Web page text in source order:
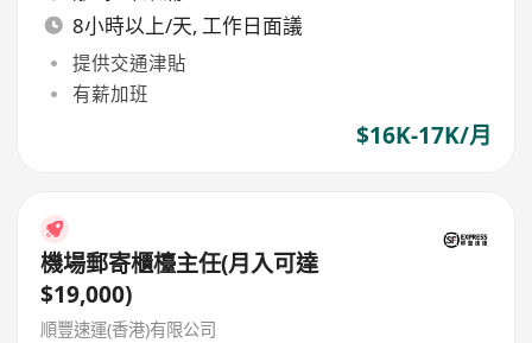
8小時以上/天, 工作日面議
提供交通津貼
有薪加班
$16K-17K/月
機場郵寄櫃檯主任(月入可達
$19,000)
順豐速運(香港)有限公司